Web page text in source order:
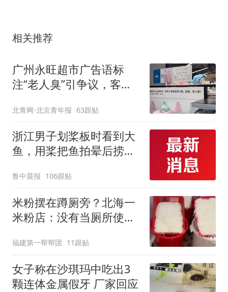
相关推荐
广州永旺超市广告语标
注“老人臭”引争议，客服
北青网-北京青年报 63跟贴
浙江男子划桨板时看到大
鱼，用桨把鱼拍晕后捞
两，做成红烧辣子鱼块，
味道很好
鲁中晨报 106跟贴
米粉摆在蹲厕旁？北海一
米粉店：没有当厕所使
福建第一帮帮团 11跟贴
女子称在沙琪玛中吃出3
颗连体金属假牙 厂家回应